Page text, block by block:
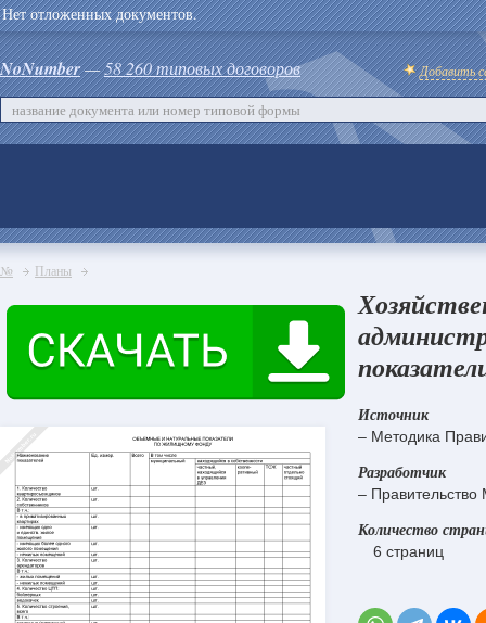
Нет отложенных документов.
NoNumber—58 260 типовых договоров Добавить
№ Планы
Источник
– Методика
Разработчик
–
Количество
6 страниц